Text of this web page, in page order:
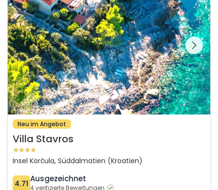
Schauen Sie sich die
gesamte Galerie
Neu im Angebot
Villa Stavros
Insel Korčula, Süddalmatien (Kroatien)
4.71 Ausgezeichnet
4 verifizierte Bewertungen